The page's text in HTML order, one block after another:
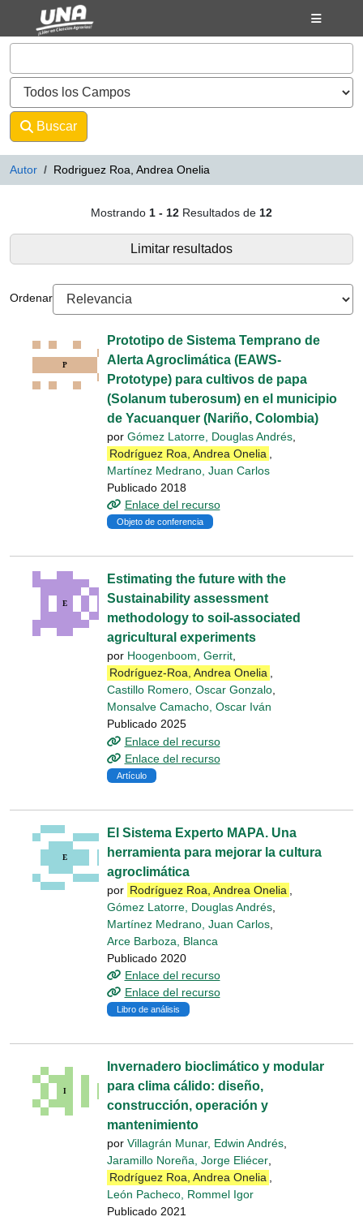
Mostrando1 - 12
Saltar al contenido
VuFind
Buscar
Autor Rodriguez Roa, Andrea Onelia
Mostrando 1 - 12 Resultados de 12
Limitar resultados
Ordenar
Prototipo de Sistema Temprano de
Alerta Agroclimática (EAWS-
Prototype) para cultivos de papa
(Solanum tuberosum) en el municipio
de Yacuanquer (Nariño, Colombia)
por Gómez Latorre, Douglas Andrés
Rodríguez Roa, Andrea Onelia
Martínez Medrano, Juan Carlos
Publicado 2018
Enlace del recurso
Objeto de conferencia
Estimating the future with the
Sustainability assessment
methodology to soil-associated
agricultural experiments
por Hoogenboom, Gerrit,
Rodríguez-Roa, Andrea Onelia ,
Castillo Romero, Oscar Gonzalo,
Monsalve Camacho, Oscar Iván
Publicado 2025
Enlace del recurso
Enlace del recurso
Artículo
El Sistema Experto MAPA. Una
herramienta para mejorar la cultura
agroclimática
por Rodríguez Roa, Andrea Onelia
Gómez Latorre, Douglas Andrés
Martínez Medrano, Juan Carlos
Arce Barboza, Blanca
Publicado 2020
Enlace del recurso
Enlace del recurso
Libro de análisis
Invernadero bioclimático y modular
para clima cálido: diseño,
construcción, operación y
mantenimiento
por Villagrán Munar, Edwin Andrés,
Jaramillo Noreña, Jorge Eliécer,
Rodríguez Roa, Andrea Onelia ,
León Pacheco, Rommel Igor
Publicado 2021